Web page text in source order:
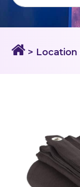
> Location